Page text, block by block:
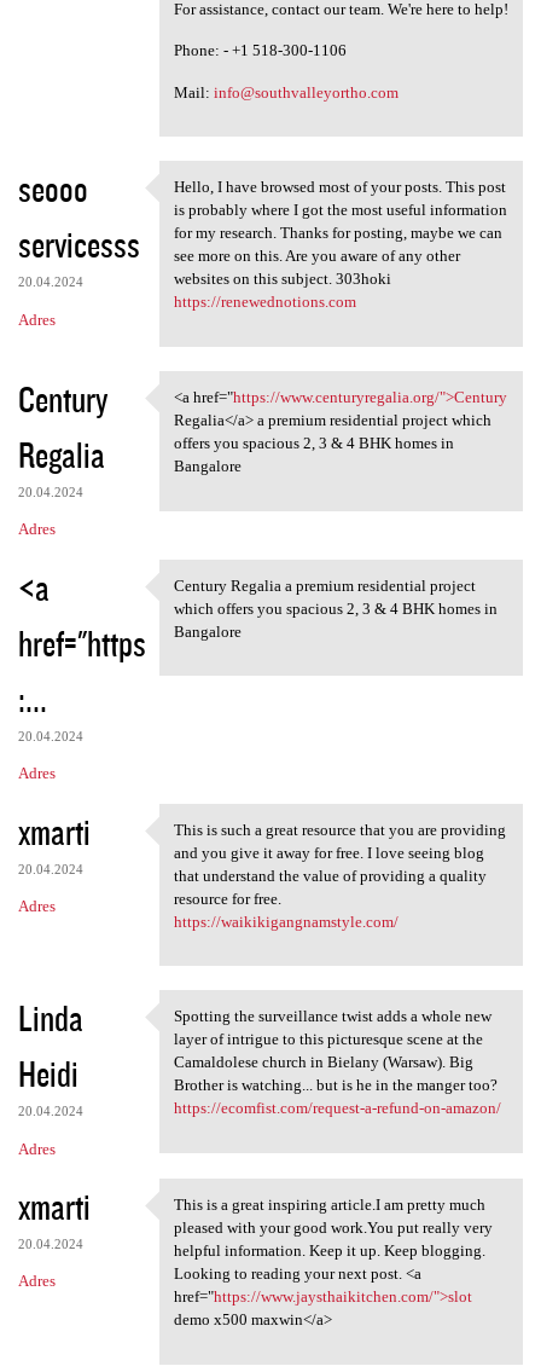
For assistance, contact our team. We're here to help!
Phone: - +1 518-300-1106
Mail: info@southvalleyortho.com
seooo
servicesss
20.04.2024
Adres
Hello, I have browsed most of
Hello, I have browsed most of your posts. This post
is probably where I got the most useful information
for my research. Thanks for posting, maybe we can
see more on this. Are you aware of any other
websites on this subject. 303hoki
https://renewednotions.com
Century
Regalia
20.04.2024
Adres
<a href="https://www
<a href="https://www.centuryregalia.org/">Century
Regalia</a> a premium residential project which
offers you spacious 2, 3 & 4 BHK homes in
Bangalore
<a
href="https
:...
20.04.2024
Adres
Century Regalia a premium
Century Regalia a premium residential project
which offers you spacious 2, 3 & 4 BHK homes in
Bangalore
xmarti
20.04.2024
Adres
This is such a great resource
This is such a great resource that you are providing
and you give it away for free. I love seeing blog
that understand the value of providing a quality
resource for free.
https://waikikigangnamstyle.com/
Linda
Heidi
20.04.2024
Adres
Spotting the surveillance
Spotting the surveillance twist adds a whole new
layer of intrigue to this picturesque scene at the
Camaldolese church in Bielany (Warsaw). Big
Brother is watching... but is he in the manger too?
https://ecomfist.com/request-a-refund-on-amazon/
xmarti
20.04.2024
Adres
This is a great inspiring
This is a great inspiring article.I am pretty much
pleased with your good work.You put really very
helpful information. Keep it up. Keep blogging.
Looking to reading your next post. <a
href="https://www.jaysthaikitchen.com/">slot
demo x500 maxwin</a>